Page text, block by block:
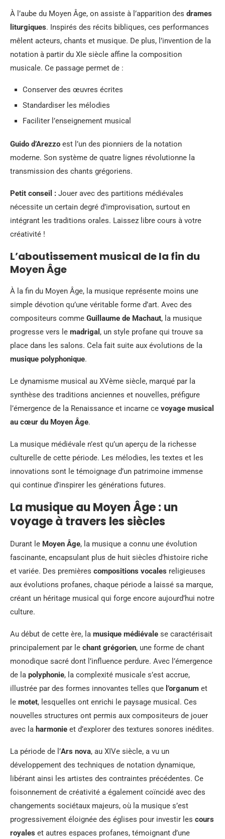
À l’aube du Moyen Âge, on assiste à l’apparition des drames
liturgiques. Inspirés des récits bibliques, ces performances
mêlent acteurs, chants et musique. De plus, l’invention de la
notation à partir du XIe siècle affine la composition
musicale. Ce passage permet de :
Conserver des œuvres écrites
Standardiser les mélodies
Faciliter l’enseignement musical
Guido d’Arezzo est l’un des pionniers de la notation
moderne. Son système de quatre lignes révolutionne la
transmission des chants grégoriens.
Petit conseil : Jouer avec des partitions médiévales
nécessite un certain degré d’improvisation, surtout en
intégrant les traditions orales. Laissez libre cours à votre
créativité !
L’aboutissement musical de la fin du
Moyen Âge
À la fin du Moyen Âge, la musique représente moins une
simple dévotion qu’une véritable forme d’art. Avec des
compositeurs comme Guillaume de Machaut, la musique
progresse vers le madrigal , un style profane qui trouve sa
place dans les salons. Cela fait suite aux évolutions de la
musique polyphonique.
Le dynamisme musical au XVème siècle, marqué par la
synthèse des traditions anciennes et nouvelles, préfigure
l’émergence de la Renaissance et incarne ce voyage musical
au cœur du Moyen Âge.
La musique médiévale n’est qu’un aperçu de la richesse
culturelle de cette période. Les mélodies, les textes et les
innovations sont le témoignage d’un patrimoine immense
qui continue d’inspirer les générations futures.
La musique au Moyen Âge : un
voyage à travers les siècles
Durant le Moyen Âge, la musique a connu une évolution
fascinante, encapsulant plus de huit siècles d’histoire riche
et variée. Des premières compositions vocales religieuses
aux évolutions profanes, chaque période a laissé sa marque,
créant un héritage musical qui forge encore aujourd’hui notre
culture.
Au début de cette ère, la musique médiévale se caractérisait
principalement par le chant grégorien, une forme de chant
monodique sacré dont l’influence perdure. Avec l’émergence
de la polyphonie, la complexité musicale s’est accrue,
illustrée par des formes innovantes telles que l’organum et
le motet, lesquelles ont enrichi le paysage musical. Ces
nouvelles structures ont permis aux compositeurs de jouer
avec la harmonie et d’explorer des textures sonores inédites.
La période de l’Ars nova, au XIVe siècle, a vu un
développement des techniques de notation dynamique,
libérant ainsi les artistes des contraintes précédentes. Ce
foisonnement de créativité a également coïncidé avec des
changements sociétaux majeurs, où la musique s’est
progressivement éloignée des églises pour investir les cours
royales et autres espaces profanes, témoignant d’une